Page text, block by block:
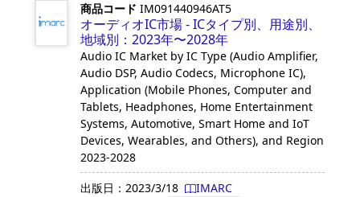
商品コード IM091440946AT5
オーディオIC市場 - ICタイプ別、用途別、
地域別：2023年〜2028年
Audio IC Market by IC Type (Audio Amplifier,
Audio DSP, Audio Codecs, Microphone IC),
Application (Mobile Phones, Computer and
Tablets, Headphones, Home Entertainment
Systems, Automotive, Smart Home and IoT
Devices, Wearables, and Others), and Region
2023-2028
出版日： 2023/3/18
IMARC